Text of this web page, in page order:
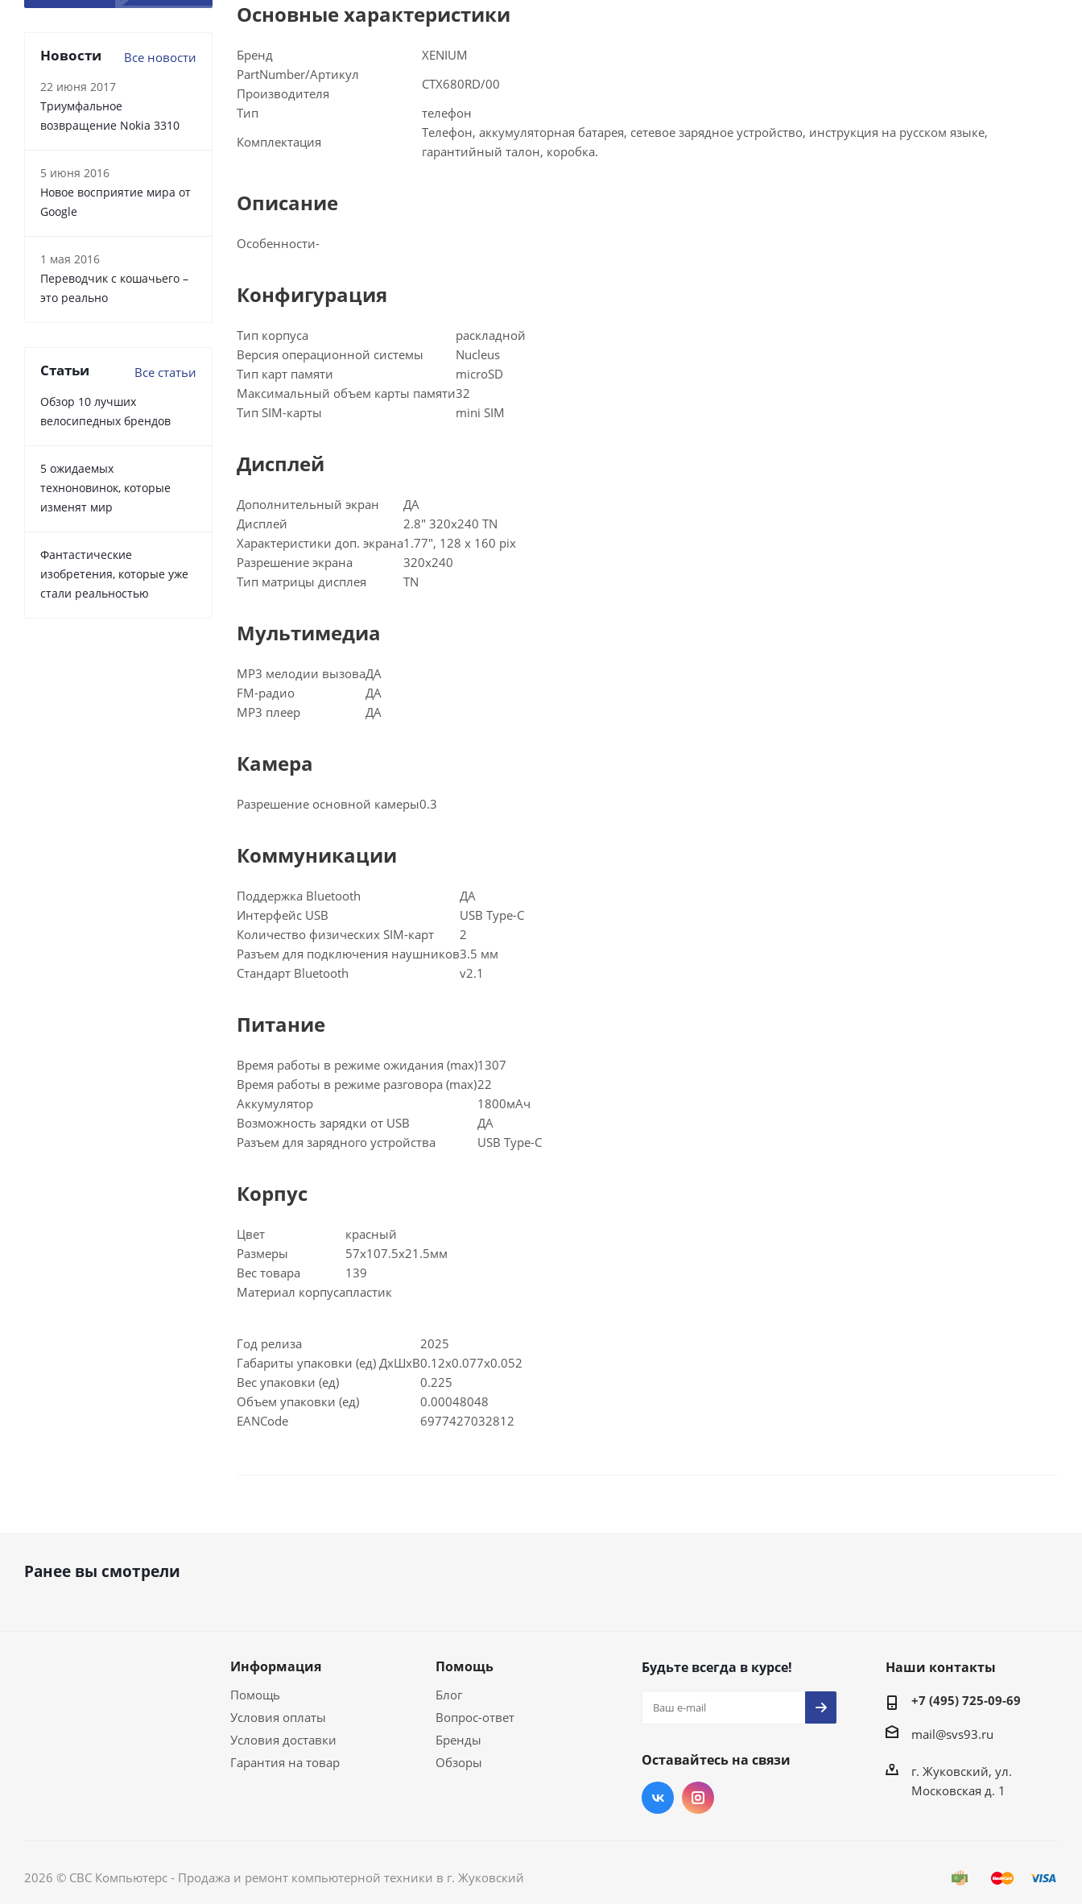
Основные характеристики
Бренд
XENIUM
PartNumber/Артикул
Производителя
CTX680RD/00
Тип
телефон
Комплектация
Телефон, аккумуляторная батарея, сетевое зарядное устройство, инструкция на русском языке,
гарантийный талон, коробка.
Описание
Особенности-
Конфигурация
Тип корпуса
раскладной
Версия операционной системы
Nucleus
Тип карт памяти
microSD
Максимальный объем карты памяти32
Тип SIM-карты
mini SIM
Дисплей
Дополнительный экран
ДА
Дисплей
2.8" 320x240 TN
Характеристики доп. экрана1.77", 128 х 160 pix
Разрешение экрана
320x240
Тип матрицы дисплея
TN
Мультимедиа
MP3 мелодии вызоваДА
FM-радио
ДА
MP3 плеер
ДА
Камера
Разрешение основной камеры0.3
Коммуникации
Поддержка Bluetooth
ДА
Интерфейс USB
USB Type-C
Количество физических SIM-карт
2
Разъем для подключения наушников3.5 мм
Стандарт Bluetooth
v2.1
Питание
Время работы в режиме ожидания (max)1307
Время работы в режиме разговора (max)22
Аккумулятор
1800мAч
Возможность зарядки от USB
ДА
Разъем для зарядного устройства
USB Type-C
Корпус
Цвет
красный
Размеры
57x107.5x21.5мм
Вес товара
139
Материал корпусапластик
Год релиза
2025
Габариты упаковки (ед) ДхШхВ0.12x0.077x0.052
Вес упаковки (ед)
0.225
Объем упаковки (ед)
0.00048048
EANCode
6977427032812
Новости Все новости
22 июня 2017
Триумфальное
возвращение Nokia 3310
5 июня 2016
Новое восприятие мира от
Google
1 мая 2016
Переводчик с кошачьего –
это реально
Статьи Все статьи
Обзор 10 лучших
велосипедных брендов
5 ожидаемых
техноновинок, которые
изменят мир
Фантастические
изобретения, которые уже
стали реальностью
Ранее вы смотрели
Информация
Помощь
Условия оплаты
Условия доставки
Гарантия на товар
Помощь
Блог
Вопрос-ответ
Бренды
Обзоры
Будьте всегда в курсе!
Оставайтесь на связи
Наши контакты
+7 (495) 725-09-69
mail@svs93.ru
г. Жуковский, ул.
Московская д. 1
2026 © СВС Компьютерс - Продажа и ремонт компьютерной техники в г. Жуковский